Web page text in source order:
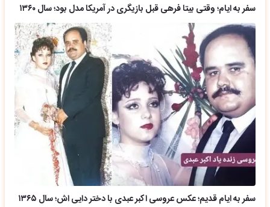
سفر به ایام؛ وقتی بیتا فرهی قبل بازیگری در آمریکا مدل بود؛ سال ۱۳۶۰
سفر به ایام قدیم؛ عکس عروسی اکبر عبدی با دختر دایی اش؛ سال ۱۳۶۵